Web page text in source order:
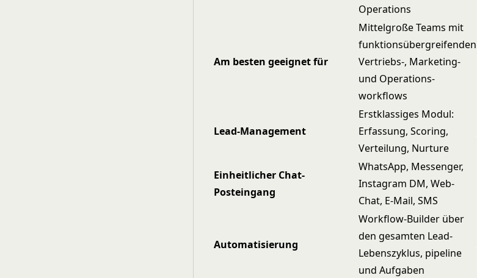
Operations
Am besten geeignet für
Mittelgroße Teams mit
funktionsübergreifenden
Vertriebs-, Marketing-
und Operations-
workflows
Lead-Management
Erstklassiges Modul:
Erfassung, Scoring,
Verteilung, Nurture
Einheitlicher Chat-
Posteingang
WhatsApp, Messenger,
Instagram DM, Web-
Chat, E-Mail, SMS
Automatisierung
Workflow-Builder über
den gesamten Lead-
Lebenszyklus, pipeline
und Aufgaben